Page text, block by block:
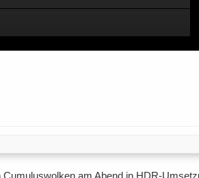
Cumuluswolken am Abend in HDR-